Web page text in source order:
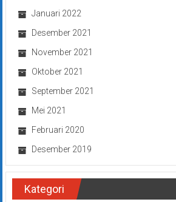
Januari 2022
Desember 2021
November 2021
Oktober 2021
September 2021
Mei 2021
Februari 2020
Desember 2019
Kategori